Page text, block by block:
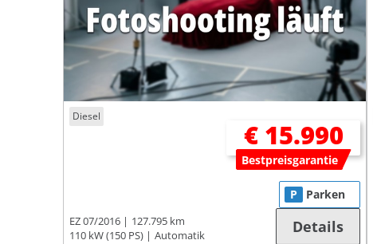
Diesel
€ 15.990
Bestpreisgarantie
EZ 07/2016
127.795 km
110 kW (150 PS)
Automatik
P Parken
Details